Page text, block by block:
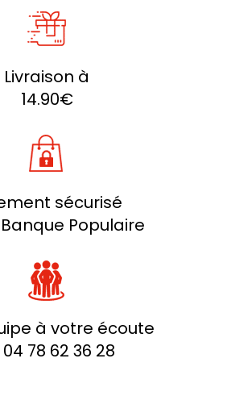
Livraison à
14.90€
sécurisé
Populaire
à votre écoute
78 62 36 28